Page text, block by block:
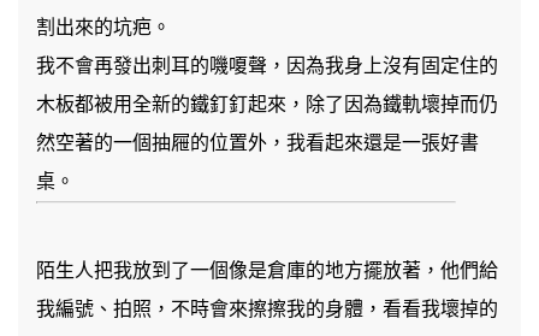
割出來的坑疤。
我不會再發出刺耳的嘰嗄聲，因為我身上沒有固定住的
木板都被用全新的鐵釘釘起來，除了因為鐵軌壞掉而仍
然空著的一個抽屜的位置外，我看起來還是一張好書
桌。
陌生人把我放到了一個像是倉庫的地方擺放著，他們給
我編號、拍照，不時會來擦擦我的身體，看看我壞掉的